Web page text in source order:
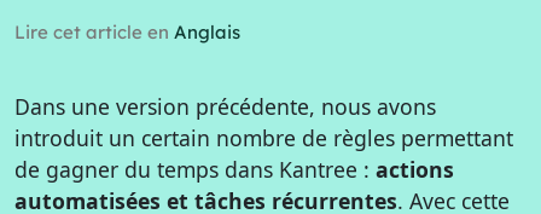
Lire cet article en Anglais
Dans une version précédente, nous avons
introduit un certain nombre de règles permettant
de gagner du temps dans Kantree : actions
automatisées et tâches récurrentes. Avec cette